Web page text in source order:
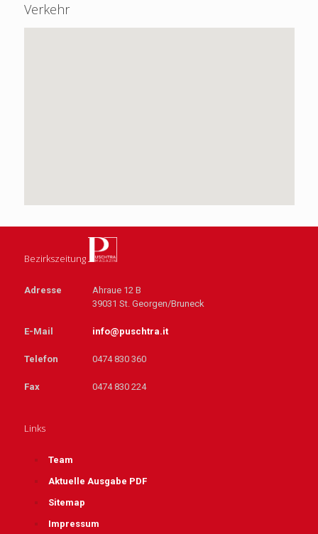
Verkehr
Bezirkszeitung
Adresse
Ahraue 12 B
39031 St. Georgen/Bruneck
E-Mail info@puschtra.it
Telefon 0474 830 360
Fax 0474 830 224
Links
Team
Aktuelle Ausgabe PDF
Sitemap
Impressum